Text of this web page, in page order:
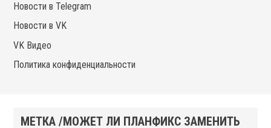
Новости в Telegram
Новости в VK
VK Видео
Политика конфиденциальности
МЕТКА /МОЖЕТ ЛИ ПЛАНФИКС ЗАМЕНИТЬ